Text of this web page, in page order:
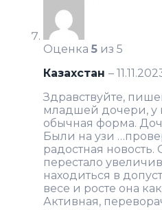
Оценка 5 из 5
Казахстан –
Здравствуйте,
младшей дочери, у
обычная форма.
Были на узи
радостная
перестало
находиться в
весе и росте она
Активная,